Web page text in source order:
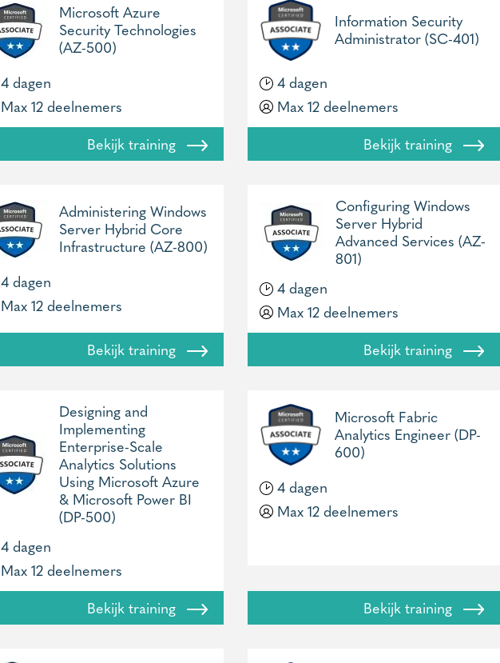
Microsoft Azure
Security Technologies
(AZ-500)
4 dagen
Max 12 deelnemers
Bekijk training
Information Security
Administrator (SC-401)
4 dagen
Max 12 deelnemers
Bekijk training
Administering Windows
Server Hybrid Core
Infrastructure (AZ-800)
4 dagen
Max 12 deelnemers
Bekijk training
Configuring Windows
Server Hybrid
Advanced Services (AZ-
801)
4 dagen
Max 12 deelnemers
Bekijk training
Designing and
Implementing
Enterprise-Scale
Analytics Solutions
Using Microsoft Azure
& Microsoft Power BI
(DP-500)
4 dagen
Max 12 deelnemers
Bekijk training
Microsoft Fabric
Analytics Engineer (DP-
600)
4 dagen
Max 12 deelnemers
Bekijk training